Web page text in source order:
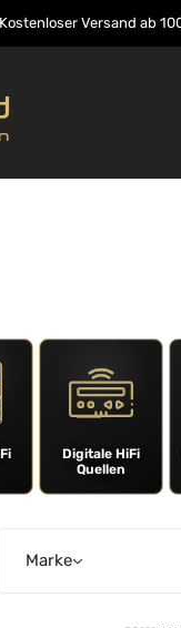
Kostenloser Versand ab
Digitale HiFi
Quellen
Marke